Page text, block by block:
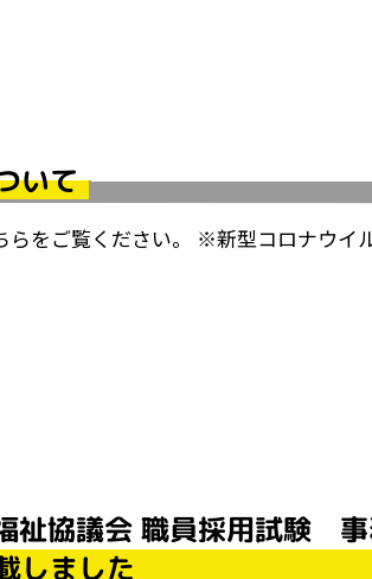
いて
をご覧ください。 ※新型コロナウイ
祉協議会 職員採用試験
しました